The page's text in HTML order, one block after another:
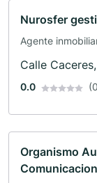
Nurosfer
Agente
Calle
0.0
Organismo